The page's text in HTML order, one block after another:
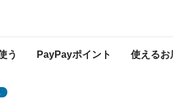
う PayPayポイント 使えるお